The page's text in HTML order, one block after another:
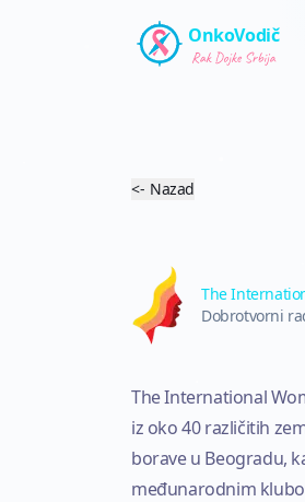
OnkoVodič
<- Nazad
The
Dobrotvorni
The International
iz oko 40 različitih
borave u Beogradu,
međunarodnim